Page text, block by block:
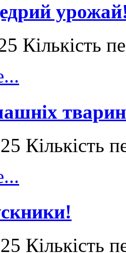
Кількість
тварин
Кількість
Кількість